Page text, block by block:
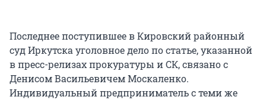
Последнее поступившее в Кировский районный
суд Иркутска уголовное дело по статье, указанной
в пресс-релизах прокуратуры и СК, связано с
Денисом Васильевичем Москаленко.
Индивидуальный предприниматель с теми же